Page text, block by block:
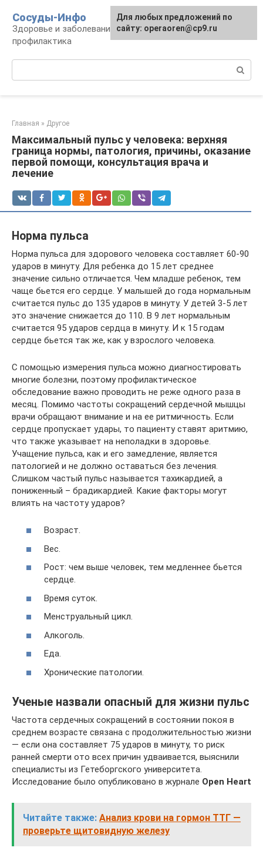
контенту
Сосуды-Инфо
Здоровье и заболевания сосудов и сердца,
профилактика
Главная » Другое
Максимальный пульс у человека: верхняя
граница нормы, патология, причины, оказание
первой помощи, консультация врача и
лечение
Норма пульса
Норма пульса для здорового человека составляет 60-90
ударов в минуту. Для ребенка до 15 лет среднее
значение сильно отличается. Чем младше ребенок, тем
чаще бьется его сердце. У малышей до года нормальным
считается пульс до 135 ударов в минуту. У детей 3-5 лет
это значение снижается до 110. В 9 лет нормальным
считается 95 ударов сердца в минуту. И к 15 годам
сердце бьется так же, как у взрослого человека.
С помощью измерения пульса можно диагностировать
многие болезни, поэтому профилактическое
обследование важно проводить не реже одного раза в
месяц. Помимо частоты сокращений сердечной мышцы
врачи обращают внимание и на ее ритмичность. Если
сердце пропускает удары, то пациенту ставят аритмию,
что также указывает на неполадки в здоровье.
Учащение пульса, как и его замедление, является
патологией и не должно оставаться без лечения.
Слишком частый пульс называется тахикардией, а
пониженный – брадикардией. Какие факторы могут
влиять на частоту ударов?
Возраст.
Вес.
Рост: чем выше человек, тем медленнее бьется
сердце.
Время суток.
Менструальный цикл.
Алкоголь.
Еда.
Хронические патологии.
Ученые назвали опасный для жизни пульс
Частота сердечных сокращений в состоянии покоя в
среднем возрасте связана с продолжительностью жизни
— если она составляет 75 ударов в минуту, то риск
ранней смерти ото всех причин удваивается, выяснили
специалисты из Гетеборгского университета.
Исследование было опубликовано в журнале Open Heart
Читайте также: Анализ крови на гормон ТТГ —
проверьте щитовидную железу
Для любых предложений по
сайту: operaoren@cp9.ru